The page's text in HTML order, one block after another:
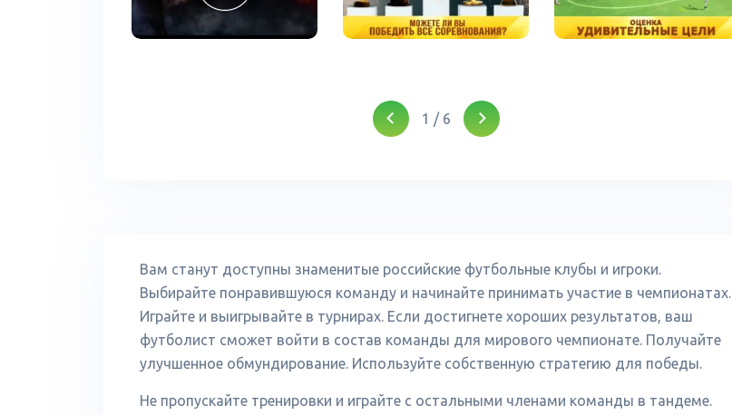
1 / 6
Вам станут доступны знаменитые российские футбольные клубы и игроки.
Выбирайте понравившуюся команду и начинайте принимать участие в чемпионатах.
Играйте и выигрывайте в турнирах. Если достигнете хороших результатов, ваш
футболист сможет войти в состав команды для мирового чемпионате. Получайте
улучшенное обмундирование. Используйте собственную стратегию для победы.
Не пропускайте тренировки и играйте с остальными членами команды в тандеме.